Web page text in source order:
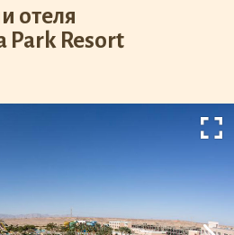
отеля
Park Resort